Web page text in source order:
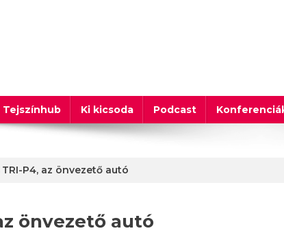
Tejszínhub Ki kicsoda Podcast
TRI-P4, az önvezető autó
önvezető autó